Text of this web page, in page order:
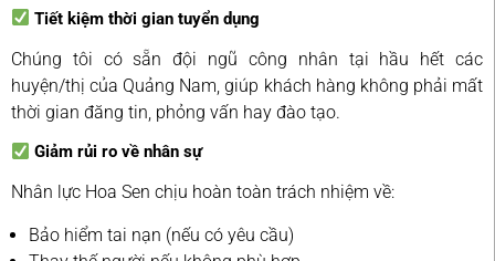
Tiết kiệm thời gian tuyển dụng
Chúng tôi có sẵn đội ngũ công nhân tại hầu hết các
huyện/thị của Quảng Nam, giúp khách hàng không phải mất
thời gian đăng tin, phỏng vấn hay đào tạo.
Giảm rủi ro về nhân sự
Nhân lực Hoa Sen chịu hoàn toàn trách nhiệm về:
Bảo hiểm tai nạn (nếu có yêu cầu)